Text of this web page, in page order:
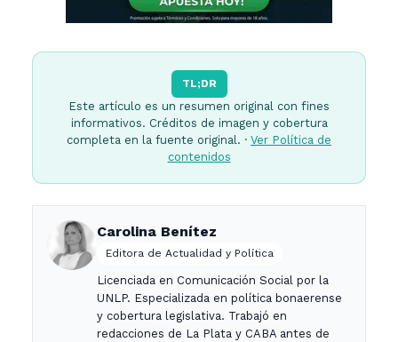
TL;DR
Este artículo es un resumen original con fines
informativos. Créditos de imagen y cobertura
completa en la fuente original. · Ver Política de
contenidos
Carolina Benítez
Editora de Actualidad y Política
Licenciada en Comunicación Social por la
UNLP. Especializada en política bonaerense
y cobertura legislativa. Trabajó en
redacciones de La Plata y CABA antes de